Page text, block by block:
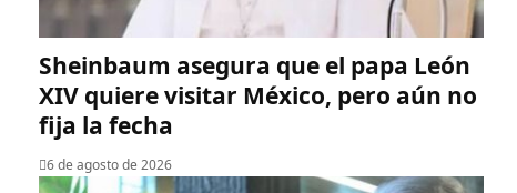
Sheinbaum asegura que el papa León
XIV quiere visitar México, pero aún no
fija la fecha
6 de agosto de 2026